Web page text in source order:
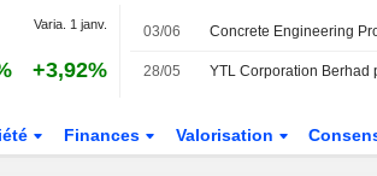
Varia. 1 janv.
+3,92%
03/06
28/05
Finances Valorisation